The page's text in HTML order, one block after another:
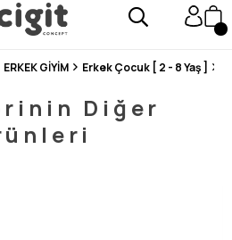
5 ÜZERİNDEN 4.8 PUAN ALDI ⭐⭐⭐⭐⭐
MUTLU MÜŞTERİ ❤️ 10 MİLYON ÜRÜN
ERKEK GİYİM Erkek Çocuk [ 2 - 8 Yaş ]
Diğer